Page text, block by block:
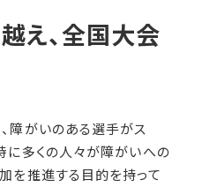
え、全国大会
障がいのある選手がス
に多くの人々が障がいへの
を推進する目的を持って